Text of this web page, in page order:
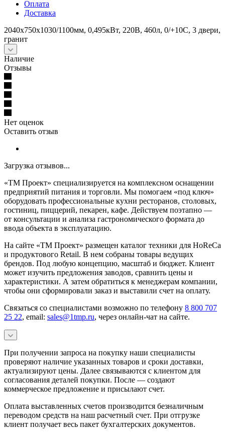
Оплата
Доставка
2040x750x1030/1100мм, 0,495кВт, 220В, 460л, 0/+10С, 3 двери,
гранит
Наличие
Отзывы
Нет оценок
Оставить отзыв
Загрузка отзывов...
«ТМ Проект» специализируется на комплексном оснащении
предприятий питания и торговли. Мы помогаем «под ключ»
оборудовать профессиональные кухни ресторанов, столовых,
гостиниц, пиццерий, пекарен, кафе. Действуем поэтапно —
от консультации и анализа гастрономического формата до
ввода объекта в эксплуатацию.
На сайте «ТМ Проект» размещен каталог техники для HoReCa
и продуктового Retail. В нем собраны товары ведущих
брендов. Под любую концепцию, масштаб и бюджет. Клиент
может изучить предложения заводов, сравнить цены и
характеристики. А затем обратиться к менеджерам компании,
чтобы они сформировали заказ и выставили счет на оплату.
Связаться со специалистами возможно по телефону 8 800 707
25 22, email: sales@1tmp.ru, через онлайн-чат на сайте.
При получении запроса на покупку наши специалисты
проверяют наличие указанных товаров и сроки доставки,
актуализируют цены. Далее связываются с клиентом для
согласования деталей покупки. После — создают
коммерческое предложение и присылают счет.
Оплата выставленных счетов производится безналичным
переводом средств на наш расчетный счет. При отгрузке
клиент получает весь пакет бухгалтерских документов.